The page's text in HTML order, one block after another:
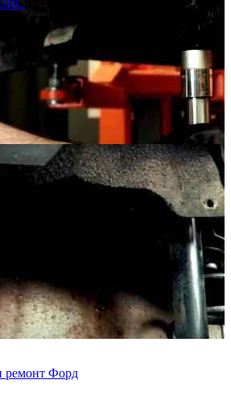
ремонт Форд